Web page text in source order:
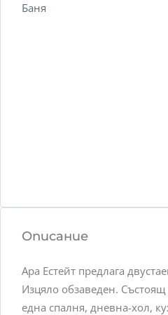
Баня
Описание
Ара Естейт предлага
Изцяло обзаведен.
една спалня, дневна-хол,